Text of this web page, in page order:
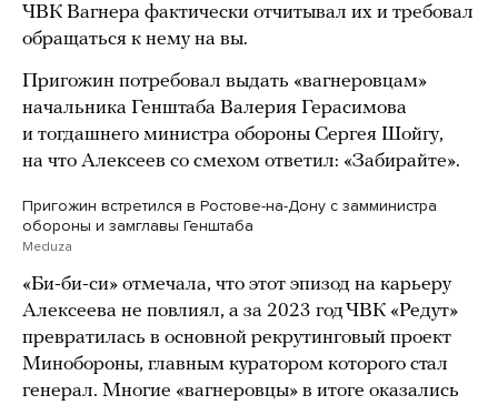
ЧВК Вагнера фактически отчитывал их и требовал
обращаться к нему на вы.
Пригожин потребовал выдать «вагнеровцам»
начальника Генштаба Валерия Герасимова
и тогдашнего министра обороны Сергея Шойгу,
на что Алексеев со смехом ответил: «Забирайте».
Пригожин встретился в Ростове-на-Дону с замминистра
обороны и замглавы Генштаба
Meduza
«Би-би-си» отмечала, что этот эпизод на карьеру
Алексеева не повлиял, а за 2023 год ЧВК «Редут»
превратилась в основной рекрутинговый проект
Минобороны, главным куратором которого стал
генерал. Многие «вагнеровцы» в итоге оказались